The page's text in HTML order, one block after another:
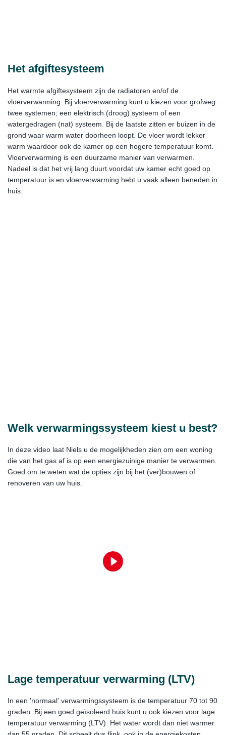
Het afgiftesysteem
Het warmte afgiftesysteem zijn de radiatoren en/of de
vloerverwarming. Bij vloerverwarming kunt u kiezen voor grofweg
twee systemen; een elektrisch (droog) systeem of een
watergedragen (nat) systeem. Bij de laatste zitten er buizen in de
grond waar warm water doorheen loopt. De vloer wordt lekker
warm waardoor ook de kamer op een hogere temperatuur komt.
Vloerverwarming is een duurzame manier van verwarmen.
Nadeel is dat het vrij lang duurt voordat uw kamer echt goed op
temperatuur is en vloerverwarming hebt u vaak alleen beneden in
huis.
Welk verwarmingssysteem kiest u best?
In deze video laat Niels u de mogelijkheden zien om een woning
die van het gas af is op een energiezuinige manier te verwarmen.
Goed om te weten wat de opties zijn bij het (ver)bouwen of
renoveren van uw huis.
Lage temperatuur verwarming (LTV)
In een 'normaal' verwarmingssysteem is de temperatuur 70 tot 90
graden. Bij een goed geïsoleerd huis kunt u ook kiezen voor lage
temperatuur verwarming (LTV). Het water wordt dan niet warmer